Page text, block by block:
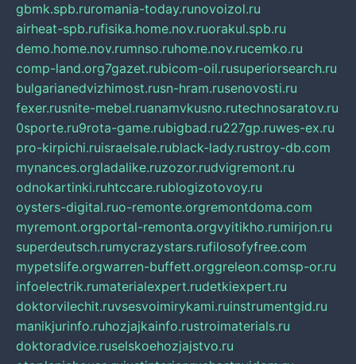
gbmk.spb.ruromania-today.runovoizol.ru
airheat-spb.rufisika.home.nov.ruorakul.spb.ru
demo.home.nov.rumnso.ruhome.nov.rucemko.ru
comp-land.org7gazet.rubicom-oil.rusuperiorsearch.ru
bulgarianedvizhimost.rusn-hram.rusenovosti.ru
fexer.rusnite-mebel.ruanamvkusno.rutechnosaratov.ru
0sporte.ru9rota-game.rubigbad.ru227gp.ruwes-ex.ru
pro-kirpichi.ruisraelsale.rublack-lady.rustroy-db.com
mynances.orgladalike.ruzozor.rudvigremont.ru
odnokartinki.ruhtccare.rublogizotovoy.ru
oysters-digital.ruo-remonte.orgremontdoma.com
myremont.orgportal-remonta.orgvyitikho.rumirjon.ru
superdeutsch.rumycrazystars.rufilosofyfree.com
mypetslife.orgwarren-buffett.orggreleon.comsp-or.ru
infoelectrik.rumaterialexpert.rudetkiexpert.ru
doktorvilechit.ruvsesvoimirykami.ruinstrumentgid.ru
manikjurinfo.ruhozjajkainfo.rustroimaterials.ru
doktoradvice.ruselskoehozjajstvo.ru